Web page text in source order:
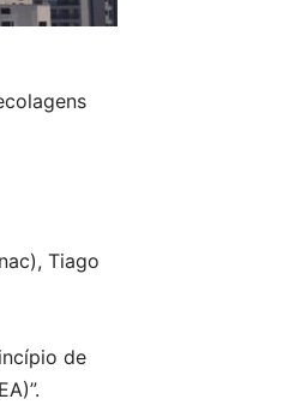
Tiago
de